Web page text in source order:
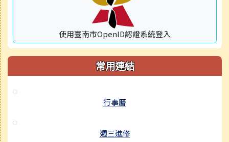
使用臺南市OpenID認證系統登入
常用連結
行事曆
週三進修